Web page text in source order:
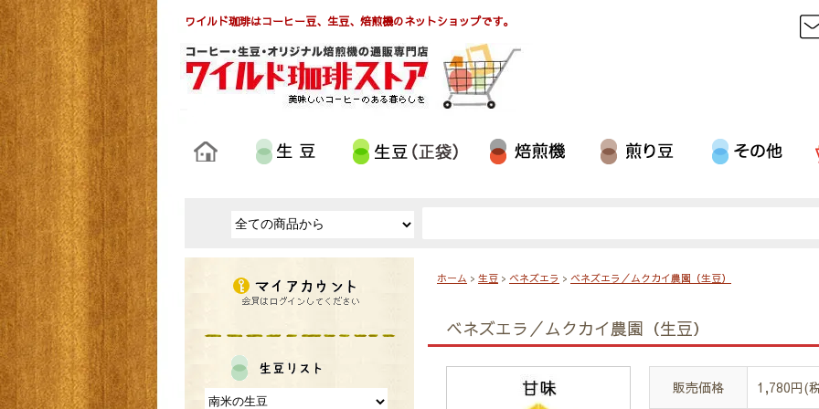
ワイルド珈琲はコーヒー豆、生豆、焙煎機のネットショップです。
ホーム > 生豆 > ベネズエラ > ベネズエラ／ムクカイ農園（生豆）
ベネズエラ／ムクカイ農園（生豆）
販売価格 1,780円(